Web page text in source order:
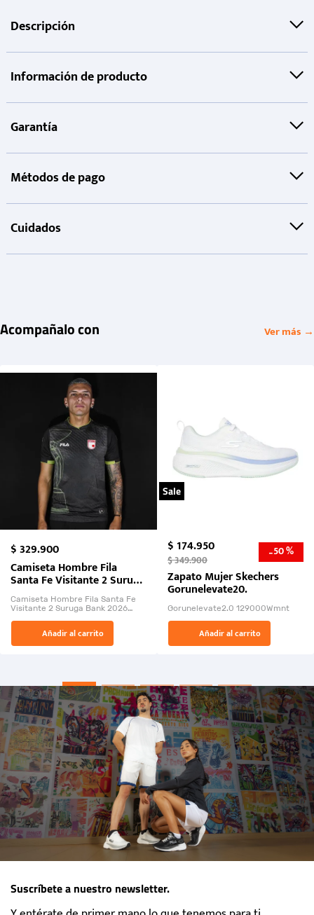
Descripción
Información de producto
Garantía
Métodos de pago
Cuidados
Acompañalo con Ver más →
$329.900
Camiseta Hombre Fila
Santa Fe Visitante 2 Suruga
Bank 2026
Camiseta Hombre Fila Santa Fe
Visitante 2 Suruga Bank 2026
El Rugido del Sol Naciente:
“Primeros para la Et...
Añadir al carrito
Sale
$174.950
$349.900 -50 %
Zapato Mujer Skechers
Gorunelevate20.
Gorunelevate2.0 129000Wmnt
Añadir al carrito
Suscríbete a nuestro newsletter.